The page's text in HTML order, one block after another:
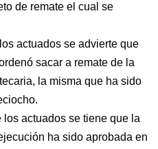
de remate el cual se
actuados se advierte que
sacar a remate de la
la misma que ha sido
actuados se tiene que la
ha sido aprobada en